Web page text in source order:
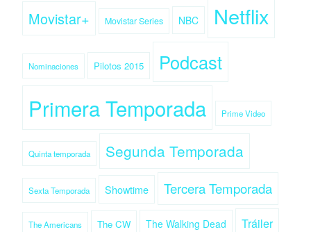
Movistar+ Movistar Series NBC Netflix
Nominaciones Pilotos 2015 Podcast
Primera Temporada Prime Video
Quinta temporada Segunda Temporada
Sexta Temporada Showtime Tercera Temporada
The Americans The CW The Walking Dead Tráiler